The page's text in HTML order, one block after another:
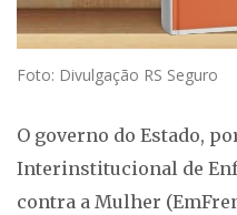
Foto: Divulgação RS Seguro
O governo do Estado,
Interinstitucional de
contra a Mulher